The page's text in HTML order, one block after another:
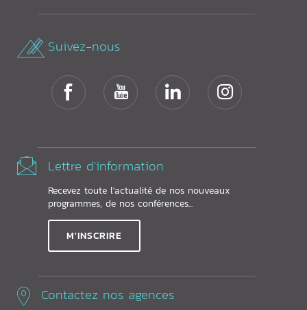
Suivez-nous
Lettre d'information
Recevez toute l'actualité de nos nouveaux
programmes, de nos conférences...
M'INSCRIRE
Contactez nos agences